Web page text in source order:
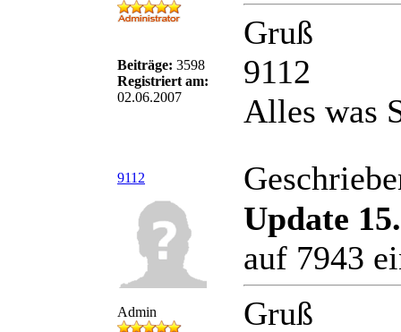
Beiträge: 3598
Registriert am:
02.06.2007
Gruß
9112
Alles was
9112
Admin
Update
auf 7943
Gruß